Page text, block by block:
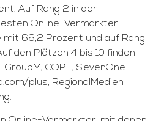
Auf Rang 2 in der
Online-Vermarkter
mit 66,2 Prozent und auf Rang
den Plätzen 4 bis 10 finden
COPE, SevenOne
plus, RegionalMedien